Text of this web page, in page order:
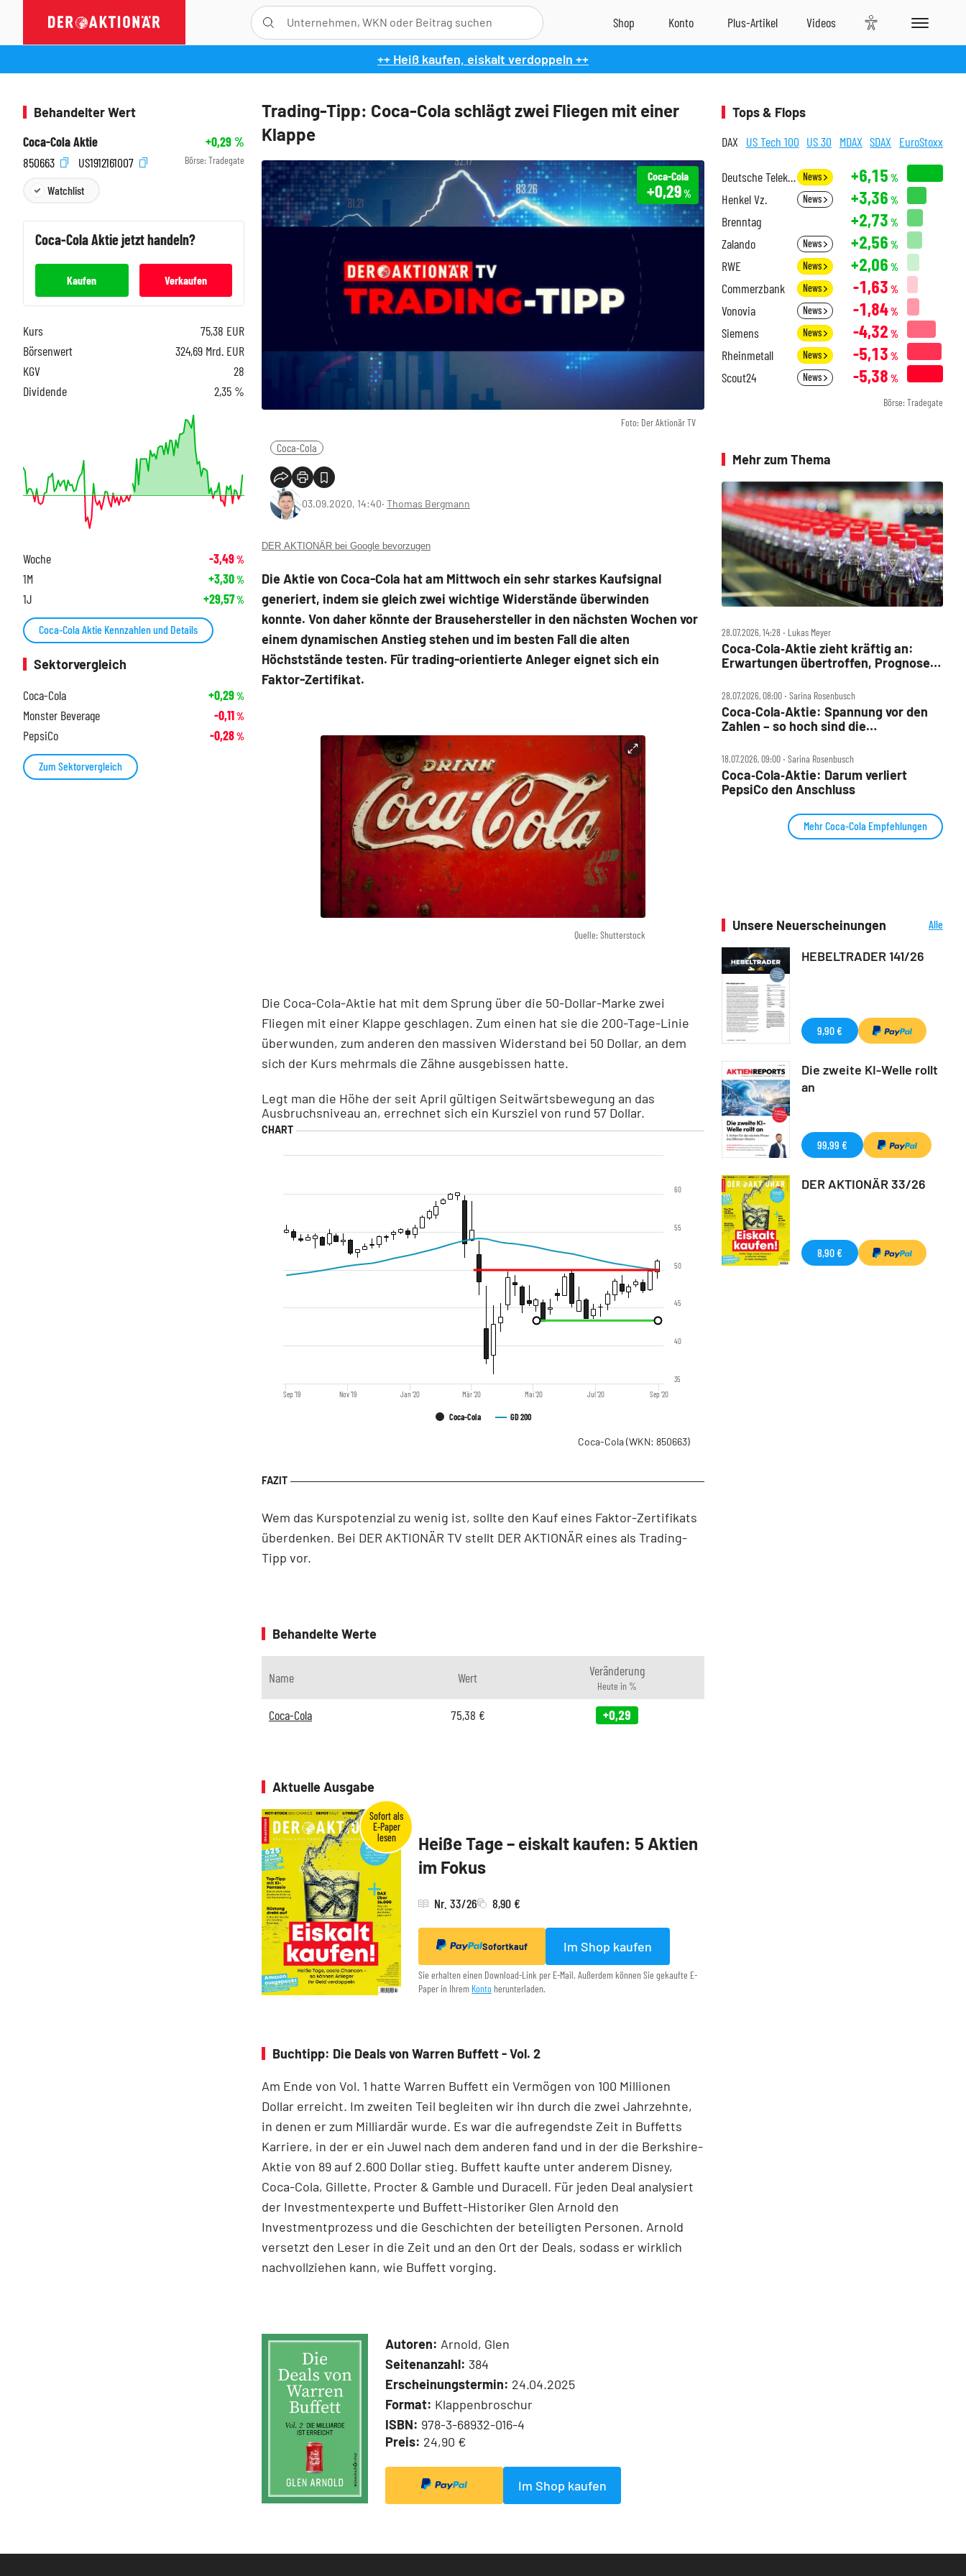
++ Heiß kaufen, eiskalt verdoppeln ++
Trading-Tipp: Coca-Cola schlägt zwei Fliegen mit einer
Klappe
Foto: Der Aktionär TV
Coca-Cola
+0,29%
Coca-Cola
03.09.2020, 14:40‧ Thomas Bergmann
DER AKTIONÄR bei Google bevorzugen
Die Aktie von Coca-Cola hat am Mittwoch ein sehr starkes Kaufsignal
generiert, indem sie gleich zwei wichtige Widerstände überwinden
konnte. Von daher könnte der Brausehersteller in den nächsten Wochen vor
einem dynamischen Anstieg stehen und im besten Fall die alten
Höchststände testen. Für trading-orientierte Anleger eignet sich ein
Faktor-Zertifikat.
Quelle: Shutterstock
Die Coca-Cola-Aktie hat mit dem Sprung über die 50-Dollar-Marke zwei
Fliegen mit einer Klappe geschlagen. Zum einen hat sie die 200-Tage-Linie
überwunden, zum anderen den massiven Widerstand bei 50 Dollar, an dem
sich der Kurs mehrmals die Zähne ausgebissen hatte.
Legt man die Höhe der seit April gültigen Seitwärtsbewegung an das
Ausbruchsniveau an, errechnet sich ein Kursziel von rund 57 Dollar.
Coca-Cola GD 200
Jan '20 Jul '20
Sep '19 Nov '19 Mär '20 Mai '20 Sep '20
35
40
45
50
55
60
Coca-Cola(WKN: 850663)
Wem das Kurspotenzial zu wenig ist, sollte den Kauf eines Faktor-Zertifikats
überdenken. Bei DER AKTIONÄR TV stellt DER AKTIONÄR eines als Trading-
Tipp vor.
Behandelte Werte
Name Wert Veränderung
Heute in %
Coca-Cola 75,38 € +0,29
Aktuelle Ausgabe
Heiße Tage – eiskalt kaufen: 5 Aktien
im Fokus
Nr. 33/26 8,90 €
Sofortkauf Im Shop kaufen
Sie erhalten einen Download-Link per E-Mail. Außerdem können Sie gekaufte E-
Paper in Ihrem Konto herunterladen.
Buchtipp: Die Deals von Warren Buffett - Vol. 2
Am Ende von Vol. 1 hatte Warren Buffett ein Vermögen von 100 Millionen
Dollar erreicht. Im zweiten Teil begleiten wir ihn durch die zwei Jahrzehnte,
in denen er zum Milliardär wurde. Es war die aufregendste Zeit in Buffetts
Karriere, in der er ein Juwel nach dem anderen fand und in der die Berkshire-
Aktie von 89 auf 2.600 Dollar stieg. Buffett kaufte unter anderem Disney,
Coca-Cola, Gillette, Procter & Gamble und Duracell. Für jeden Deal analysiert
der Investmentexperte und Buffett-­Historiker Glen Arnold den
Investmentprozess und die Geschichten der beteiligten Personen. Arnold
versetzt den Leser in die Zeit und an den Ort der Deals, sodass er wirklich
nachvollziehen kann, wie Buffett vorging.
Autoren: Arnold, Glen
Seitenanzahl: 384
Erscheinungstermin: 24.04.2025
Format: Klappenbroschur
ISBN: 978-3-68932-016-4
Preis: 24,90 €
Im Shop kaufen
Behandelter Wert
Coca-Cola Aktie
+0,29%
850663
US1912161007 Börse: Tradegate
Watchlist
Coca-ColaAktie jetzt handeln?
Kaufen Verkaufen
Kurs 75,38 EUR
Börsenwert
324,69 Mrd. EUR
KGV
28
Dividende
2,35 %
Woche -3,49%
1M +3,30%
1J +29,57%
Coca-Cola Aktie Kennzahlen und Details
Sektorvergleich
Coca-Cola
+0,29%
Monster Beverage -0,11%
PepsiCo -0,28%
Zum Sektorvergleich
Tops & Flops
DAX US Tech 100 US 30 MDAX SDAX EuroStoxx
Deutsche Telekom News +6,15 %
Henkel Vz. News +3,36 %
Brenntag +2,73 %
Zalando News +2,56 %
RWE News +2,06 %
Commerzbank News -1,63 %
Vonovia News -1,84%
Siemens News -4,32 %
Rheinmetall News -5,13 %
Scout24 News -5,38 %
Börse: Tradegate
Mehr zum Thema
28.07.2026, 14:28 ‧ Lukas Meyer
Coca‑Cola‑Aktie zieht kräftig an:
Erwartungen übertroffen, Prognose
28.07.2026, 08:00 ‧ Sarina Rosenbusch
Coca‑Cola‑Aktie: Spannung vor den
Zahlen – so hoch sind die
18.07.2026, 09:00 ‧ Sarina Rosenbusch
Coca‑Cola‑Aktie: Darum verliert
PepsiCo den Anschluss
Mehr Coca-Cola Empfehlungen
Unsere Neuerscheinungen
Alle
HEBELTRADER 141/26
9,90 €
Die zweite KI-Welle rollt
an
99,99 €
DER AKTIONÄR 33/26
8,90 €